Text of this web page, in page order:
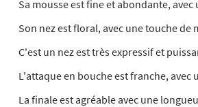
Sa mousse est fine et abondante,
Son nez est floral, avec une touche
C'est un nez est très expressif et
L'attaque en bouche est franche,
La finale est agréable avec une